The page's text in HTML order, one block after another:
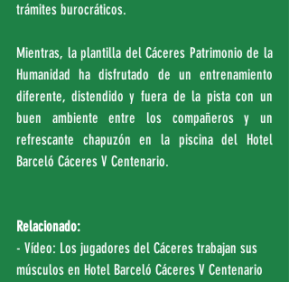
trámites burocráticos.
Mientras, la plantilla del Cáceres Patrimonio de la
Humanidad ha disfrutado de un entrenamiento
diferente, distendido y fuera de la pista con un
buen ambiente entre los compañeros y un
refrescante chapuzón en la piscina del Hotel
Barceló Cáceres V Centenario.
Relacionado:
- Vídeo: Los jugadores del Cáceres trabajan sus
músculos en Hotel Barceló Cáceres V Centenario